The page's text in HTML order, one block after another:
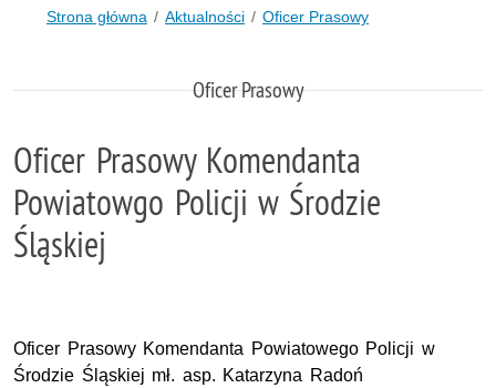
Strona główna Aktualności Oficer Prasowy
Oficer Prasowy
Oficer Prasowy Komendanta
Powiatowgo Policji w Środzie
Śląskiej
Oficer Prasowy Komendanta Powiatowego Policji w
Środzie Śląskiej mł. asp. Katarzyna Radoń